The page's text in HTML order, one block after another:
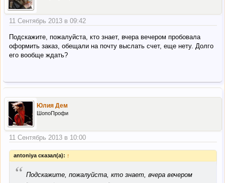
11 Сентябрь 2013 в 09:42
Подскажите, пожалуйста, кто знает, вчера вечером пробовала
оформить заказ, обещали на почту выслать счет, еще нету. Долго
его вообще ждать?
Юлия Дем
ШопоПрофи
11 Сентябрь 2013 в 10:00
antoniya сказал(а): ↑
“ Подскажите, пожалуйста, кто знает, вчера вечером